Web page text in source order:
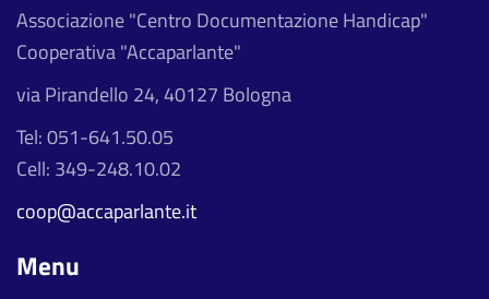
Associazione "Centro Documentazione Handicap"
Cooperativa "Accaparlante"
via Pirandello 24, 40127 Bologna
Tel: 051-641.50.05
Cell: 349-248.10.02
coop@accaparlante.it
Menu